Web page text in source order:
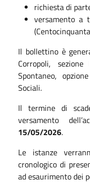
richiesta di
versamento a
Il bollettino è
Corropoli, sezione
Spontaneo,
Sociali.
Il termine di
versamento
15/05/2026.
Le istanze
cronologico di
ad esaurimento dei